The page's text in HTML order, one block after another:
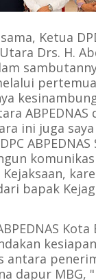
Ketua
Drs. H.
ABPEDNAS
ini juga
bapak
kesiapan
antara
dapur MBG,